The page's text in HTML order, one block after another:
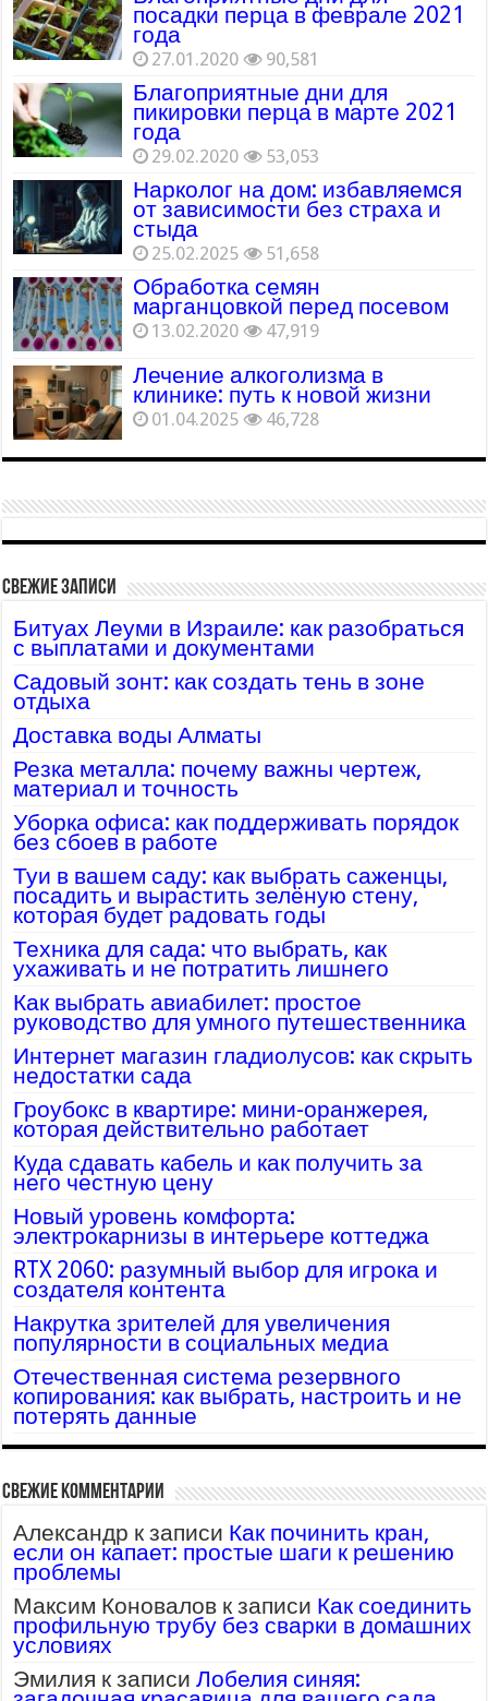
посадки перца в феврале 2021
года
27.01.2020 90,581
Благоприятные дни для
пикировки перца в марте 2021
года
29.02.2020 53,053
Нарколог на дом: избавляемся
от зависимости без страха и
стыда
25.02.2025 51,658
Обработка семян
марганцовкой перед посевом
13.02.2020 47,919
Лечение алкоголизма в
клинике: путь к новой жизни
01.04.2025 46,728
Свежие записи
Битуах Леуми в Израиле: как разобраться
с выплатами и документами
Садовый зонт: как создать тень в зоне
отдыха
Доставка воды Алматы
Резка металла: почему важны чертеж,
материал и точность
Уборка офиса: как поддерживать порядок
без сбоев в работе
Туи в вашем саду: как выбрать саженцы,
посадить и вырастить зелёную стену,
которая будет радовать годы
Техника для сада: что выбрать, как
ухаживать и не потратить лишнего
Как выбрать авиабилет: простое
руководство для умного путешественника
Интернет магазин гладиолусов: как скрыть
недостатки сада
Гроубокс в квартире: мини-оранжерея,
которая действительно работает
Куда сдавать кабель и как получить за
него честную цену
Новый уровень комфорта:
электрокарнизы в интерьере коттеджа
RTX 2060: разумный выбор для игрока и
создателя контента
Накрутка зрителей для увеличения
популярности в социальных медиа
Отечественная система резервного
копирования: как выбрать, настроить и не
потерять данные
Свежие комментарии
Александр к записи Как починить кран,
если он капает: простые шаги к решению
проблемы
Максим Коновалов к записи Как соединить
профильную трубу без сварки в домашних
условиях
Эмилия к записиЛобелия синяя: